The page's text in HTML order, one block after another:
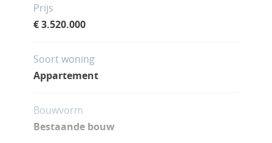
Prijs
€ 3.520.000
Soort woning
Appartement
Bouwvorm
Bestaande bouw